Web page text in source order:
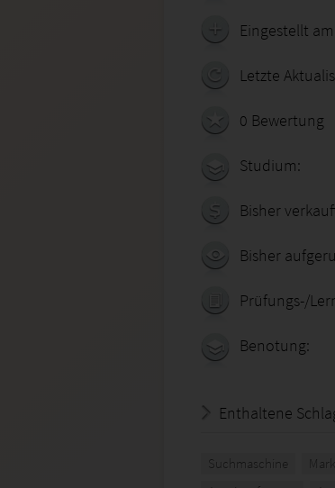
Eingestellt
Letzte
0 Bewertung
Studium:
Bisher
Bisher
Prüfungs-/
Benotung:
Enthaltene
Suchmaschine